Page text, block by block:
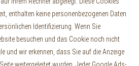
enthalten keine personenbezogenen Daten
Identifizierung. Wenn Sie
besuchen und das Cookie noch nicht
und wir erkennen, dass Sie auf die Anzeige
weitergeleitet wurden. Jeder Google Ads-